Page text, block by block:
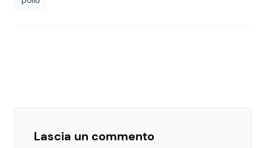
Lascia un commento